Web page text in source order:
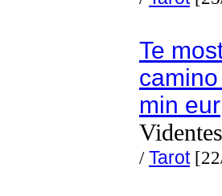
Te
min eur
/Tarot